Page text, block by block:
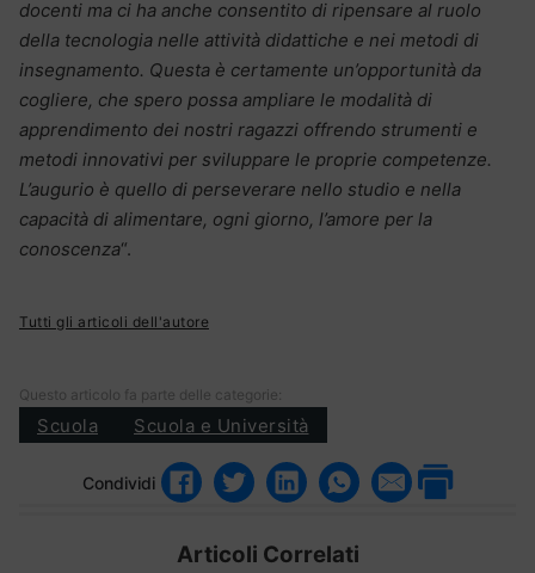
docenti ma ci ha anche consentito di ripensare al ruolo
della tecnologia nelle attività didattiche e nei metodi di
insegnamento. Questa è certamente un’opportunità da
cogliere, che spero possa ampliare le modalità di
apprendimento dei nostri ragazzi offrendo strumenti e
metodi innovativi per sviluppare le proprie competenze.
L’augurio è quello di perseverare nello studio e nella
capacità di alimentare, ogni giorno, l’amore per la
conoscenza“.
Tutti gli articoli dell'autore
Questo articolo fa parte delle categorie:
Scuola Scuola e Università
Condividi
Articoli Correlati